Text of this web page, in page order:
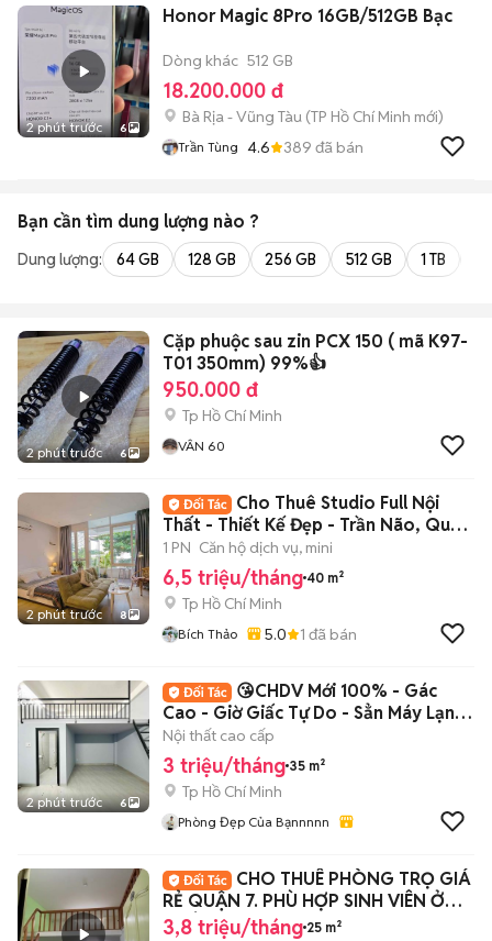
2 phút trước 6
Honor Magic 8Pro 16GB/512GB Bạc
Dòng khác 512 GB
18.200.000 đ
Bà Rịa - Vũng Tàu (TP Hồ Chí Minh mới)
Trần Tùng 4.6 389 đã bán
Bạn cần tìm dung lượng nào ?
Dung lượng: 64 GB 128 GB 256 GB 512 GB 1 TB
2 phút trước 6
Cặp phuộc sau zin PCX 150 ( mã K97-
T01 350mm) 99%👍
950.000 đ
Tp Hồ Chí Minh
VÂN 60
2 phút trước 8
Cho Thuê Studio Full Nội
Thất - Thiết Kế Đẹp - Trần Não, Quận
21 PN Căn hộ dịch vụ, mini
6,5 triệu/tháng 40 m²
Tp Hồ Chí Minh
Bích Thảo 5.0 1 đã bán
2 phút trước 6
😘CHDV Mới 100% - Gác
Cao - Giờ Giấc Tự Do - Sẳn Máy Lạnh
💕
Nội thất cao cấp
3 triệu/tháng 35 m²
Tp Hồ Chí Minh
Phòng Đẹp Của Bạnnnnn
CHO THUÊ PHÒNG TRỌ GIÁ
RẺ QUẬN 7. PHÙ HỢP SINH VIÊN Ở
GHÉP
3,8 triệu/tháng 25 m²